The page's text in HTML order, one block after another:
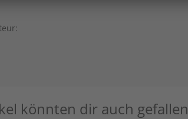
könnten dir auch gefallen